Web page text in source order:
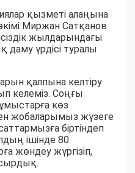
қызметі алаңына
Миржан Сатқанов
жылдарындағы
даму үрдісі туралы
қалпына келтіру
келеміз. Соңғы
көз
жобаларымыз жүзеге
біртіндеп
ішінде 80
жөндеу жүргізіп,